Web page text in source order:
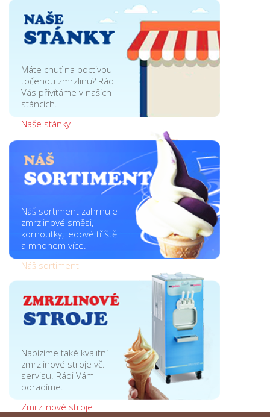
Máte chuť na poctivou
točenou zmrzlinu? Rádi
Vás přivítáme v našich
stáncích.
Naše stánky
Náš sortiment zahrnuje
zmrzlinové směsi,
kornoutky, ledové tříště
a mnohem více.
Náš sortiment
Nabízíme také kvalitní
zmrzlinové stroje vč.
servisu. Rádi Vám
poradíme.
Zmrzlinové stroje